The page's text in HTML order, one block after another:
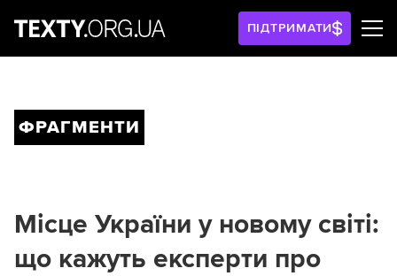
ПІДТРИМАТИ
ФРАГМЕНТИ
Місце України у новому світі:
що кажуть експерти про